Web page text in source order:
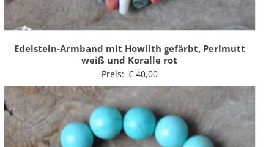
Edelstein-Armband mit Howlith gefärbt, Perlmutt
weiß und Koralle rot
Preis: €40,00